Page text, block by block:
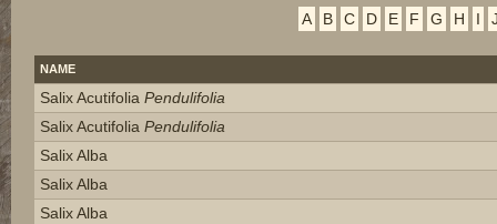
A B C D E F G H I
NAME
Salix Acutifolia Pendulifolia
Salix Acutifolia Pendulifolia
Salix Alba
Salix Alba
Salix Alba